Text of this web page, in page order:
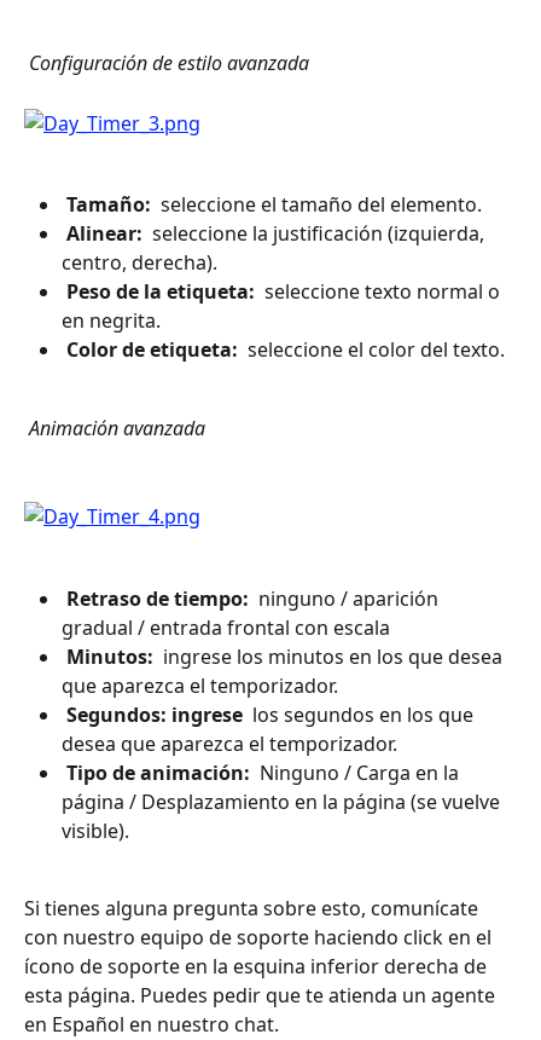
Configuración de estilo avanzada
Tamaño: seleccione el tamaño del elemento.
Alinear: seleccione la justificación (izquierda,
centro, derecha).
Peso de la etiqueta: seleccione texto normal o
en negrita.
Color de etiqueta: seleccione el color del texto.
Animación avanzada
Retraso de tiempo: ninguno / aparición
gradual / entrada frontal con escala
Minutos: ingrese los minutos en los que desea
que aparezca el temporizador.
Segundos: ingrese los segundos en los que
desea que aparezca el temporizador.
Tipo de animación: Ninguno / Carga en la
página / Desplazamiento en la página (se vuelve
visible).
Si tienes alguna pregunta sobre esto, comunícate
con nuestro equipo de soporte haciendo click en el
ícono de soporte en la esquina inferior derecha de
esta página. Puedes pedir que te atienda un agente
en Español en nuestro chat.